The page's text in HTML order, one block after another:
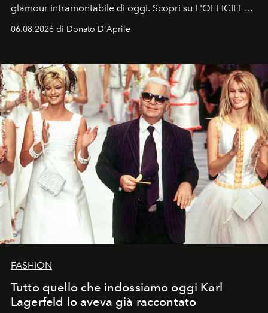
glamour intramontabile di oggi. Scopri su L'OFFICIEL
Italia la sua style evolution.
06.08.2026 di Donato D'Aprile
FASHION
Tutto quello che indossiamo oggi Karl
Lagerfeld lo aveva già raccontato